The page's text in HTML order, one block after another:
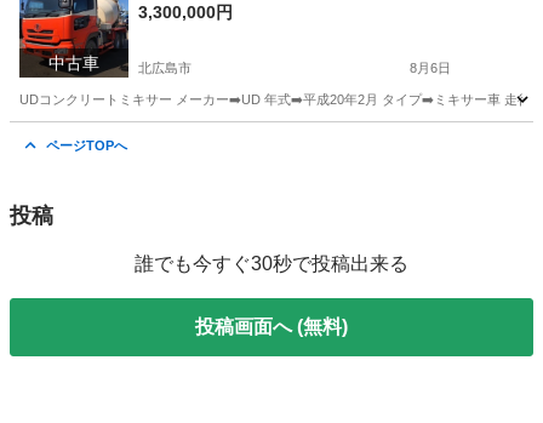
中古車
3,300,000円
北広島市 8月6日
UDコンクリートミキサー メーカー➡️UD 年式➡️平成20年2月 タイプ➡️ミキサー車 走行
ページTOPへ
投稿
誰でも今すぐ30秒で投稿出来る
投稿画面へ (無料)